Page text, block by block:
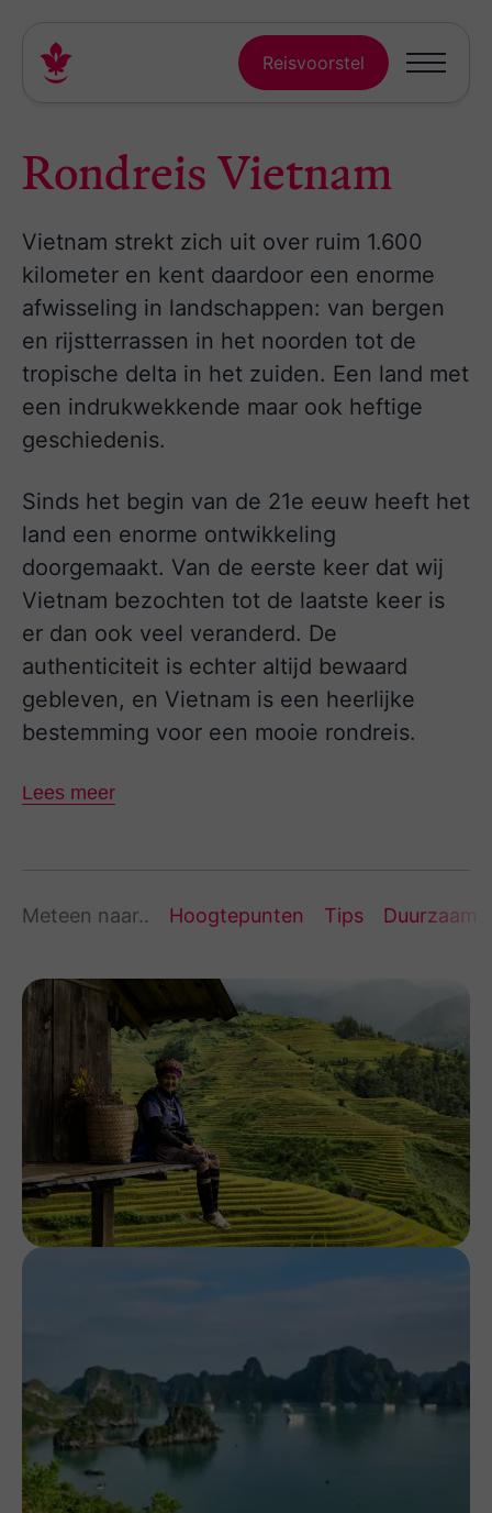
Reisvoorstel
Rondreis Vietnam
Vietnam strekt zich uit over ruim 1.600
kilometer en kent daardoor een enorme
afwisseling in landschappen: van bergen
en rijstterrassen in het noorden tot de
tropische delta in het zuiden. Een land met
een indrukwekkende maar ook heftige
geschiedenis.
Sinds het begin van de 21e eeuw heeft het
land een enorme ontwikkeling
doorgemaakt. Van de eerste keer dat wij
Vietnam bezochten tot de laatste keer is
er dan ook veel veranderd. De
authenticiteit is echter altijd bewaard
gebleven, en Vietnam is een heerlijke
bestemming voor een mooie rondreis.
Lees meer
Meteen naar.. Hoogtepunten Tips Duurzaam